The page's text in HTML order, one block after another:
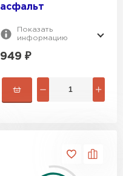
асфальт
Показать
информацию
949 ₽